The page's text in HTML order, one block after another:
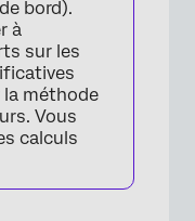
bord).
à
sur les
la méthode
Vous
calculs